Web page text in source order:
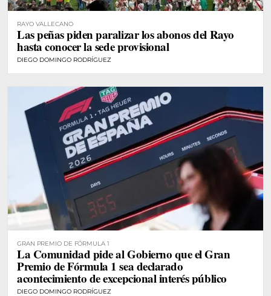
RAYO VALLECANO
Las peñas piden paralizar los abonos del Rayo
hasta conocer la sede provisional
DIEGO DOMINGO RODRÍGUEZ
GRAN PREMIO DE FÓRMULA 1
La Comunidad pide al Gobierno que el Gran
Premio de Fórmula 1 sea declarado
acontecimiento de excepcional interés público
DIEGO DOMINGO RODRÍGUEZ